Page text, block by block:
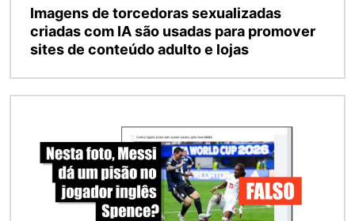
Imagens de torcedoras sexualizadas
criadas com IA são usadas para promover
sites de conteúdo adulto e lojas